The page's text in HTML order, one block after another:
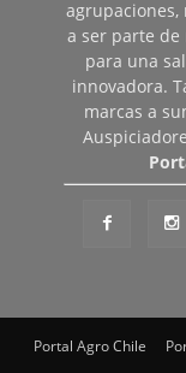
a ser parte
para una
innovadora.
marcas a
Portal Agro Chile